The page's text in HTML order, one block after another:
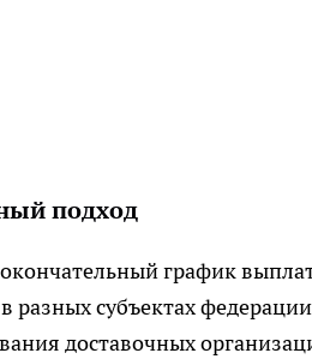
подход
график
разных субъектах
доставочных